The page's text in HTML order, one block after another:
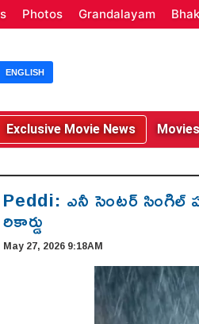
Photos Grandalayam
ENGLISH
Exclusive Movie News Movies
Peddi: ఎనీ సెంటర్
రికార్డు
May 27, 2026 9:18AM